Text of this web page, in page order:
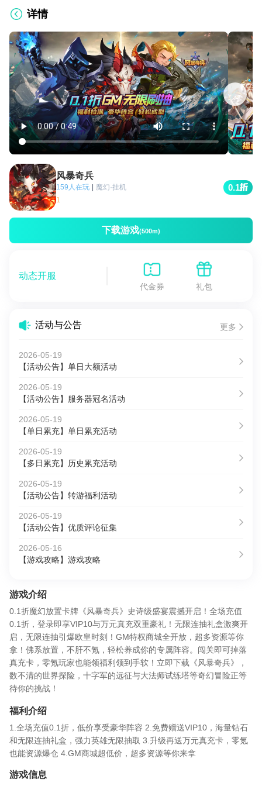
详情
风暴奇兵
159人在玩
魔幻·挂机
1
0.1
下载游戏(500m)
动态开服
代金券 礼包
活动与公告 更多
2026-05-19
【活动公告】单日大额活动
2026-05-19
【活动公告】服务器冠名活动
2026-05-19
【单日累充】单日累充活动
2026-05-19
【多日累充】历史累充活动
2026-05-19
【活动公告】转游福利活动
2026-05-19
【活动公告】优质评论征集
2026-05-16
【游戏攻略】游戏攻略
游戏介绍
0.1折魔幻放置卡牌《风暴奇兵》史诗级盛宴震撼开启！全场充值
0.1折，登录即享VIP10与万元真充双重豪礼！无限连抽礼盒激爽开
启，无限连抽引爆欧皇时刻！GM特权商城全开放，超多资源等你
拿！佛系放置，不肝不氪，轻松养成你的专属阵容。闯关即可掉落
真充卡，零氪玩家也能领福利领到手软！立即下载《风暴奇兵》，
数不清的世界探险，十字军的远征与大法师试练塔等奇幻冒险正等
待你的挑战！
福利介绍
1.全场充值0.1折，低价享受豪华阵容 2.免费赠送VIP10，海量钻石
和无限连抽礼盒，强力英雄无限抽取 3.升级再送万元真充卡，零氪
也能资源爆仓 4.GM商城超低价，超多资源等你来拿
游戏信息